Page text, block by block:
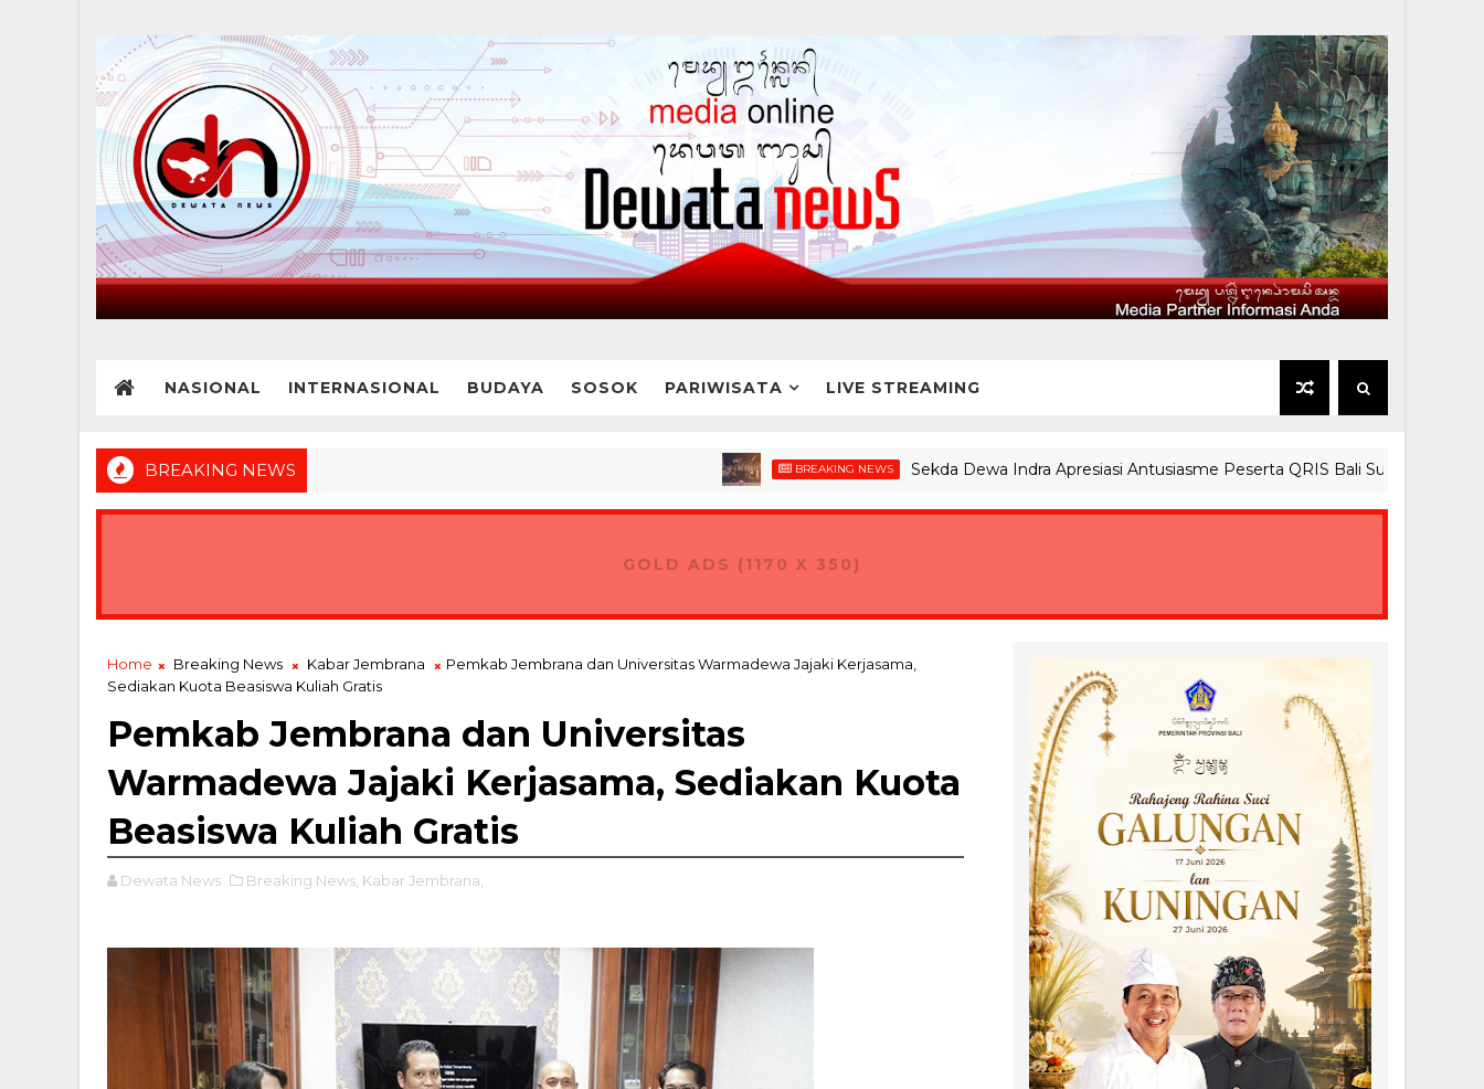
NASIONAL INTERNASIONAL BUDAYA SOSOK PARIWISATA LIVE STREAMING
BREAKING NEWS BREAKING NEWS Sekda Dewa Indra Apresiasi Antusiasme Peserta QRIS Bali Summer Run 2026
GOLD ADS (1170 X 350)
Home Breaking News Kabar Jembrana
Pemkab Jembrana dan Universitas Warmadewa Jajaki Kerjasama,
Sediakan Kuota Beasiswa Kuliah Gratis
Pemkab Jembrana dan Universitas
Warmadewa Jajaki Kerjasama, Sediakan Kuota
Beasiswa Kuliah Gratis
Dewata News Breaking News, Kabar Jembrana,